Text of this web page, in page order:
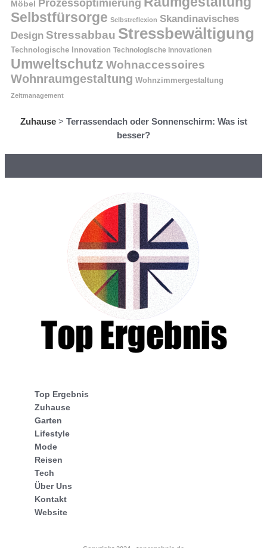
Möbel
Prozessoptimierung
Selbstfürsorge Selbstreflexion Skandinavisches
Design Stressabbau Stressbewältigung
Technologische Innovation Technologische Innovationen
Umweltschutz Wohnaccessoires
Wohnraumgestaltung Wohnzimmergestaltung
Zeitmanagement
Zuhause> Terrassendach oder Sonnenschirm: Was ist
besser?
Top Ergebnis
Zuhause
Garten
Lifestyle
Mode
Reisen
Tech
Über Uns
Kontakt
Website